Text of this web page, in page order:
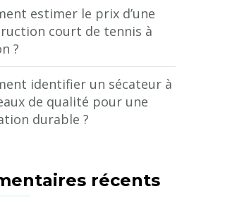
estimer le prix d’une
court de tennis à
?
identifier un sécateur à
de qualité pour une
durable ?
récents